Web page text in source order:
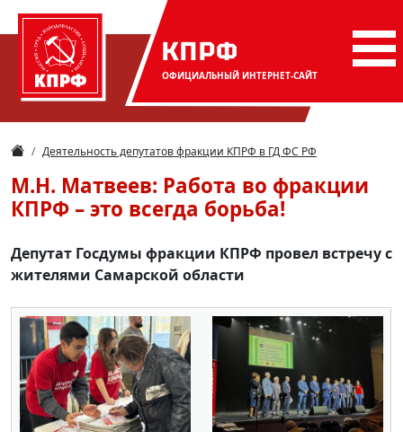
КПРФ
ОФИЦИАЛЬНЫЙ ИНТЕРНЕТ-САЙТ
Деятельность депутатов фракции КПРФ в ГД ФС РФ
М.Н. Матвеев: Работа во фракции
КПРФ – это всегда борьба!
Депутат Госдумы фракции КПРФ провел встречу с
жителями Самарской области